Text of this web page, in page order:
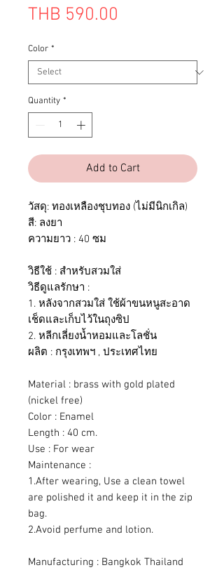
THB 590.00
Color *
Quantity *
Add to Cart
วัสดุ: ทองเหลืองชุบทอง (ไม่มีนิกเกิล)
สี: ลงยา
ความยาว : 40 ซม
วิธีใช้ : สำหรับสวมใส่
วิธีดูแลรักษา :
1. หลังจากสวมใส่ ใช้ผ้าขนหนูสะอาด
เช็ดและเก็บไว้ในถุงซิป
2. หลีกเลี่ยงน้ำหอมและโลชั่น
ผลิต : กรุงเทพฯ , ประเทศไทย
Material : brass with gold plated
(nickel free)
Color : Enamel
Length : 40 cm.
Use : For wear
Maintenance :
1.After wearing, Use a clean towel
are polished it and keep it in the zip
bag.
2.Avoid perfume and lotion.
Manufacturing : Bangkok Thailand